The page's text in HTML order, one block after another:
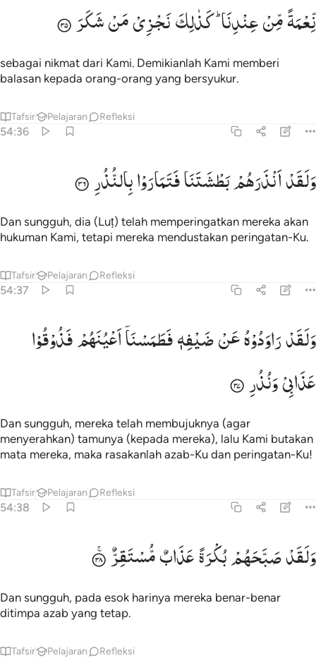
نعمة من عندنا كذالك نجزي من شكر ٣٥
نِّعْمَةًۭ مِّنْ عِندِنَا ۚ كَذَٰلِكَ نَجْزِى مَن شَكَرَ ٣٥
نِّعْمَةًمِّنْعِنْدِنَا ؕ كَذٰلِكَنَجْزِیْمَنْشَكَرَ
sebagai nikmat dari Kami. Demikianlah Kami memberi
balasan kepada orang-orang yang bersyukur.
Tafsir Pelajaran Refleksi
54:36
ولقد انذرهم بطشتنا فتماروا بالنذر ٣٦
وَلَقَدْ أَنذَرَهُم بَطْشَتَنَا فَتَمَارَوْا۟ بِٱلنُّذُرِ ٣٦
وَلَقَدْاَنْذَرَهُمْبَطْشَتَنَافَتَمَارَوْابِالنُّذُرِ
Dan sungguh, dia (Luṭ) telah memperingatkan mereka akan
hukuman Kami, tetapi mereka mendustakan peringatan-Ku.
Tafsir Pelajaran Refleksi
54:37
ولقد راودوه عن ضيفه فطمسنا اعينهم فذوقوا عذابي ونذر ٣٧
وَلَقَدْ رَٰوَدُوهُ عَن ضَيْفِهِۦ فَطَمَسْنَآ أَعْيُنَهُمْ فَذُوقُوا۟ عَذَابِى وَنُذُرِ ٣٧
وَلَقَدْرَاوَدُوْهُعَنْضَیْفِهٖفَطَمَسْنَاۤاَعْیُنَهُمْفَذُوْقُوْا
عَذَابِیْوَنُذُرِ
Dan sungguh, mereka telah membujuknya (agar
menyerahkan) tamunya (kepada mereka), lalu Kami butakan
mata mereka, maka rasakanlah azab-Ku dan peringatan-Ku!
Tafsir Pelajaran Refleksi
54:38
ولقد صبحهم بكرة عذاب مستقر ٣٨
وَلَقَدْ صَبَّحَهُم بُكْرَةً عَذَابٌۭ مُّسْتَقِرٌّۭ ٣٨
وَلَقَدْصَبَّحَهُمْبُكْرَةًعَذَابٌمُّسْتَقِرٌّ
Dan sungguh, pada esok harinya mereka benar-benar
ditimpa azab yang tetap.
Tafsir Pelajaran Refleksi